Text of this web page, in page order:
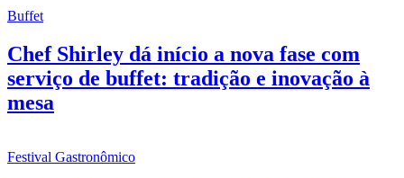
Buffet
Chef Shirley dá início a nova fase com
serviço de buffet: tradição e inovação à
mesa
Festival Gastronômico